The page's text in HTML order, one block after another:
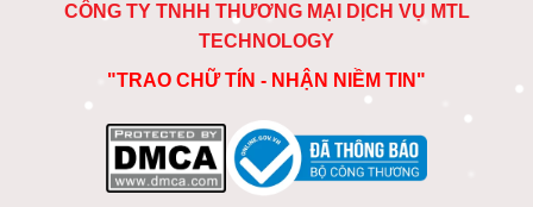
CÔNG TY TNHH THƯƠNG MẠI DỊCH VỤ MTL
TECHNOLOGY
"TRAO CHỮ TÍN - NHẬN NIỀM TIN"